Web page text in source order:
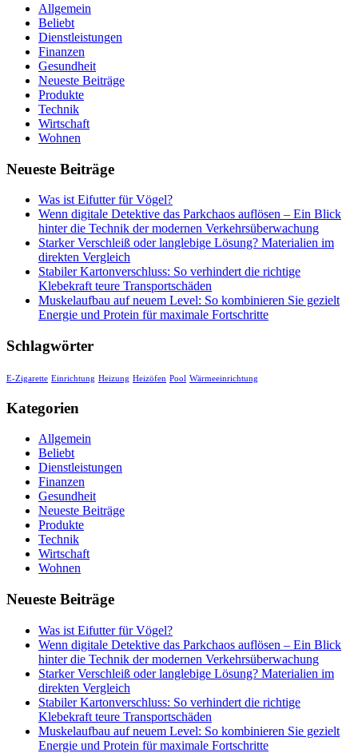
Allgemein
Beliebt
Dienstleistungen
Finanzen
Gesundheit
Neueste Beiträge
Produkte
Technik
Wirtschaft
Wohnen
Neueste Beiträge
Was ist Eifutter für Vögel?
Wenn digitale Detektive das Parkchaos auflösen – Ein Blick
hinter die Technik der modernen Verkehrsüberwachung
Starker Verschleiß oder langlebige Lösung? Materialien im
direkten Vergleich
Stabiler Kartonverschluss: So verhindert die richtige
Klebekraft teure Transportschäden
Muskelaufbau auf neuem Level: So kombinieren Sie gezielt
Energie und Protein für maximale Fortschritte
Schlagwörter
E-Zigarette Einrichtung Heizung Heizöfen Pool Wärmeeinrichtung
Kategorien
Allgemein
Beliebt
Dienstleistungen
Finanzen
Gesundheit
Neueste Beiträge
Produkte
Technik
Wirtschaft
Wohnen
Neueste Beiträge
Was ist Eifutter für Vögel?
Wenn digitale Detektive das Parkchaos auflösen – Ein Blick
hinter die Technik der modernen Verkehrsüberwachung
Starker Verschleiß oder langlebige Lösung? Materialien im
direkten Vergleich
Stabiler Kartonverschluss: So verhindert die richtige
Klebekraft teure Transportschäden
Muskelaufbau auf neuem Level: So kombinieren Sie gezielt
Energie und Protein für maximale Fortschritte